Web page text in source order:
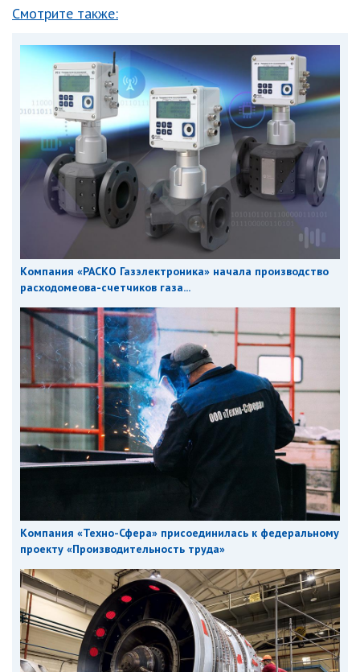
Смотрите также:
Компания «РАСКО Газэлектроника» начала производство
расходомеова-счетчиков газа...
Компания «Техно-Сфера» присоединилась к федеральному
проекту «Производительность труда»